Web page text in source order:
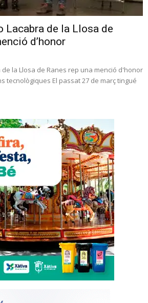
Lacabra de la Llosa de
d’honor
de la Llosa de Ranes rep una menció d'honor
tecnològiques El passat 27 de març tingué